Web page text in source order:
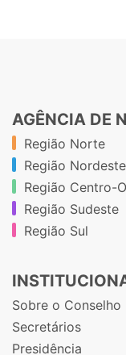
AGÊNCIA DE
Região Norte
Região Nordeste
Região Centro-
Região Sudeste
Região Sul
Sobre o Conselho
Secretários
Presidência